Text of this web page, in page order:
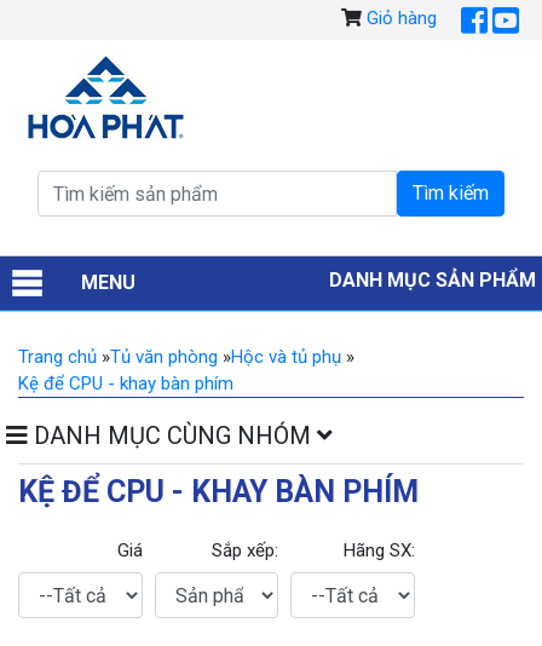
Giỏ hàng
MENU DANH MỤC SẢN PHẨM
Trang chủ »Tủ văn phòng »Hộc và tủ phụ »
Kệ để CPU - khay bàn phím
DANH MỤC CÙNG NHÓM
KỆ ĐỂ CPU - KHAY BÀN PHÍM
Giá Sắp xếp: Hãng SX: